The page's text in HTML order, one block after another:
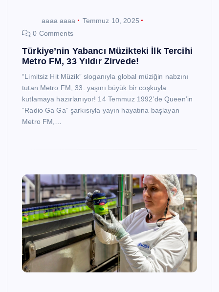
aaaa aaaa
Temmuz 10, 2025
0 Comments
Türkiye’nin Yabancı Müzikteki İlk Tercihi
Metro FM, 33 Yıldır Zirvede!
“Limitsiz Hit Müzik” sloganıyla global müziğin nabzını
tutan Metro FM, 33. yaşını büyük bir coşkuyla
kutlamaya hazırlanıyor! 14 Temmuz 1992’de Queen’in
“Radio Ga Ga” şarkısıyla yayın hayatına başlayan
Metro FM,…